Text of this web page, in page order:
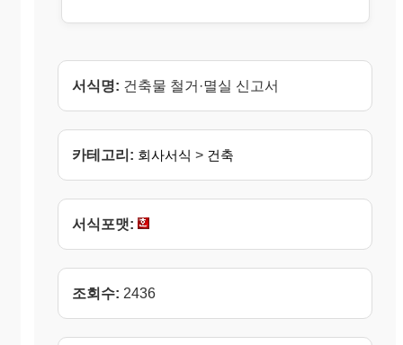
서식명: 건축물 철거·멸실 신고서
카테고리: 회사서식 > 건축
서식포맷:
조회수: 2436